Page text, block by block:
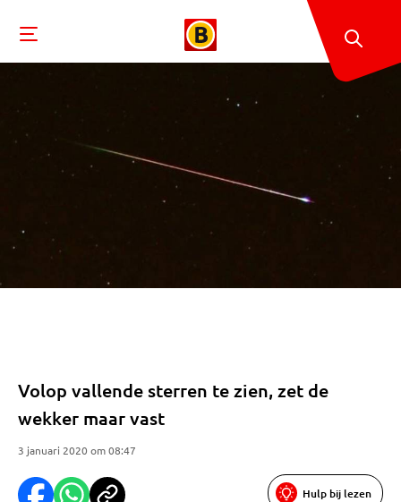
Volop vallende sterren te zien, zet de
wekker maar vast
3 januari 2020 om 08:47
Hulp bij lezen